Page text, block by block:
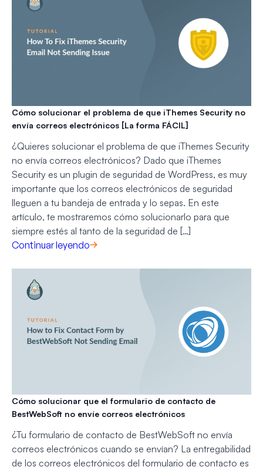
Cómo solucionar el problema de que iThemes Security no
envía correos electrónicos [La forma FÁCIL]
¿Quieres solucionar el problema de que iThemes Security
no envía correos electrónicos? Dado que iThemes
Security es un plugin de seguridad de WordPress, es muy
importante que los correos electrónicos de seguridad
lleguen a tu bandeja de entrada y lo sepas. En este
artículo, te mostraremos cómo solucionarlo para que
siempre estés al tanto de la seguridad de […]
Continuar leyendo
Cómo solucionar que el formulario de contacto de
BestWebSoft no envíe correos electrónicos
¿Tu formulario de contacto de BestWebSoft no envía
correos electrónicos cuando se envían? La entregabilidad
de los correos electrónicos del formulario de contacto es